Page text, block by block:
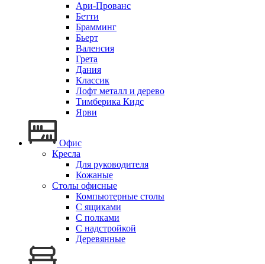
Ари-Прованс
Бетти
Брамминг
Бьерт
Валенсия
Грета
Дания
Классик
Лофт металл и дерево
Тимберика Кидс
Ярви
Офис
Кресла
Для руководителя
Кожаные
Столы офисные
Компьютерные столы
С ящиками
С полками
С надстройкой
Деревянные